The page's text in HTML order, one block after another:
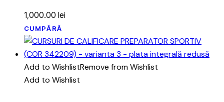
1,000.00 lei
CUMPĂRĂ
Add to WishlistRemove from Wishlist
Add to Wishlist